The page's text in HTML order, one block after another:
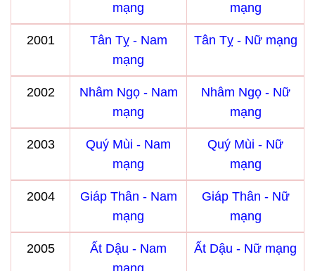
mạng
mạng
2001
Tân Tỵ - Nam
mạng
Tân Tỵ - Nữ mạng
2002
Nhâm Ngọ - Nam
mạng
Nhâm Ngọ - Nữ
mạng
2003
Quý Mùi - Nam
mạng
Quý Mùi - Nữ
mạng
2004
Giáp Thân - Nam
mạng
Giáp Thân - Nữ
mạng
2005
Ất Dậu - Nam
mạng
Ất Dậu - Nữ mạng